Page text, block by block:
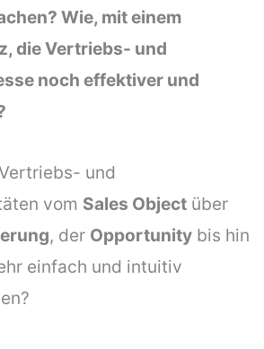
Wie, mit einem
die Vertriebs- und
noch effektiver und
und
vom Sales Object über
, der Opportunity bis hin
einfach und intuitiv